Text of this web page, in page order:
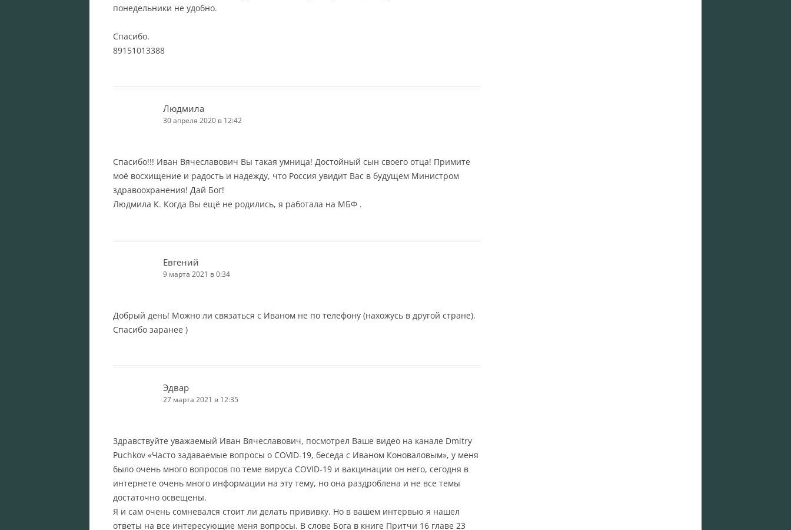
понедельники не удобно.
Спасибо.
89151013388
Людмила
30 апреля 2020 в 12:42
Спасибо!!! Иван Вячеславович Вы такая умница! Достойный сын своего отца! Примите
моё восхищение и радость и надежду, что Россия увидит Вас в будущем Министром
здравоохранения! Дай Бог!
Людмила К. Когда Вы ещё не родились, я работала на МБФ .
Евгений
9 марта 2021 в 0:34
Добрый день! Можно ли связаться с Иваном не по телефону (нахожусь в другой стране).
Спасибо заранее )
Эдвар
27 марта 2021 в 12:35
Здравствуйте уважаемый Иван Вячеславович, посмотрел Ваше видео на канале Dmitry
Puchkov «Часто задаваемые вопросы о COVID-19, беседа с Иваном Коноваловым», у меня
было очень много вопросов по теме вируса COVID-19 и вакцинации он него, сегодня в
интернете очень много информации на эту тему, но она раздроблена и не все темы
достаточно освещены.
Я и сам очень сомневался стоит ли делать прививку. Но в вашем интервью я нашел
ответы на все интересующие меня вопросы. В слове Бога в книге Притчи 16 главе 23